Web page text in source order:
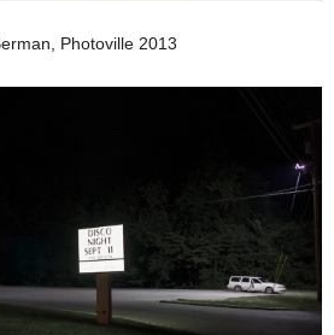
Photoville 2013